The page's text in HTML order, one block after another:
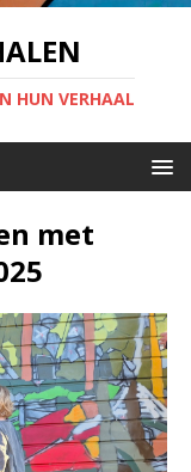
HUN VERHAAL
met